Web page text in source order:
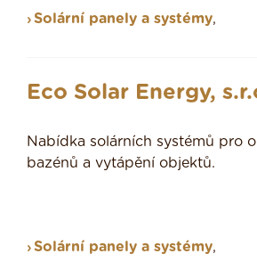
Solární panely a systémy,
Eco Solar Energy,
Nabídka solárních systémů pro
bazénů a vytápění objektů.
Solární panely a systémy,